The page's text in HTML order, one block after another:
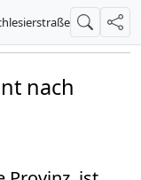
Suche
nach